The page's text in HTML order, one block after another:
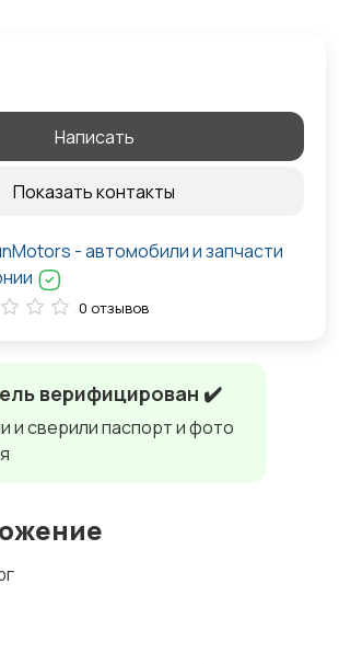
верифицирован ✔️
и сверили паспорт и фото
Написать
Показать контакты
- автомобили и запчасти
0 отзывов